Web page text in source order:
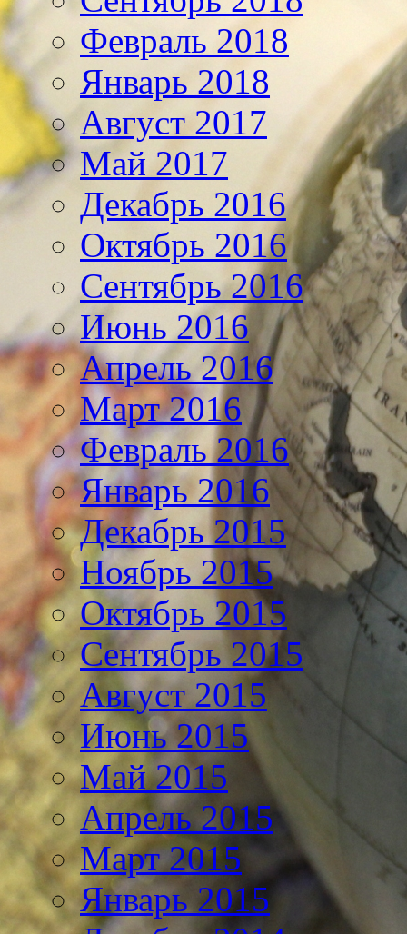
Февраль 2018
Январь 2018
Август 2017
Май 2017
Декабрь 2016
Октябрь 2016
Сентябрь 2016
Июнь 2016
Апрель 2016
Март 2016
Февраль 2016
Январь 2016
Декабрь 2015
Ноябрь 2015
Октябрь 2015
Сентябрь 2015
Август 2015
Июнь 2015
Май 2015
Апрель 2015
Март 2015
Январь 2015